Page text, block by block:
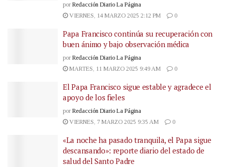
por Redacción Diario La Página
VIERNES, 14 MARZO 2025 2:12 PM
0
Papa Francisco continúa su recuperación con
buen ánimo y bajo observación médica
por Redacción Diario La Página
MARTES, 11 MARZO 2025 9:49 AM
0
El Papa Francisco sigue estable y agradece el
apoyo de los fieles
por Redacción Diario La Página
VIERNES, 7 MARZO 2025 9:35 AM
0
«La noche ha pasado tranquila, el Papa sigue
descansando»: reporte diario del estado de
salud del Santo Padre